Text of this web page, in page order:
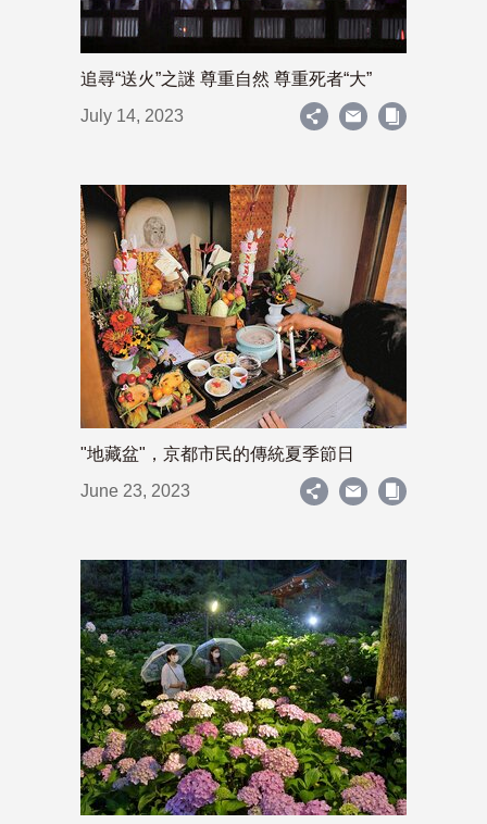
追尋“送火”之謎 尊重自然 尊重死者“大”
July 14, 2023
"地藏盆"，京都市民的傳統夏季節日
June 23, 2023